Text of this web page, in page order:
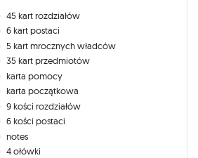
45 kart rozdziałów
6 kart postaci
5 kart mrocznych władców
35 kart przedmiotów
karta pomocy
karta początkowa
9 kości rozdziałów
6 kości postaci
notes
4 ołówki